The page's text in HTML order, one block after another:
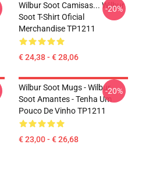
Wilbur Soot Camisas... Wilbur
Soot T-Shirt Oficial
Merchandise TP1211
€ 24,38 - € 28,06
-20%
Wilbur Soot Mugs - Wilbur
Soot Amantes - Tenha Um
Pouco De Vinho TP1211
€ 23,00 - € 26,68
-20%